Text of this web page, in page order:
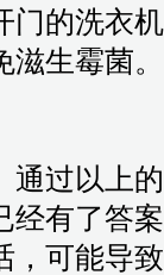
门的洗衣
滋生霉菌。
以上的
经有了答
，可能导